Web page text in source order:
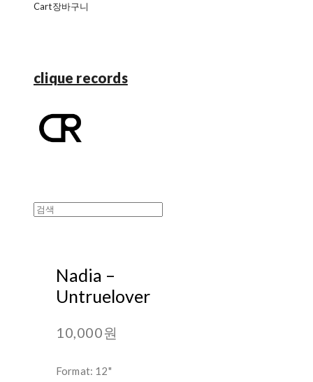
Cart장바구니
clique records
Nadia ‎–
Untruelover
10,000원
Format: 12"